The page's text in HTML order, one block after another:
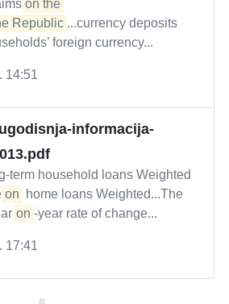
on the
Republic ...currency deposits
foreign currency...
14:51
informacija-
term household loans Weighted
on
home loans Weighted...The
on -year rate of change...
17:41